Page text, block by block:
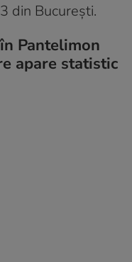
din București.
Pantelimon
apare statistic